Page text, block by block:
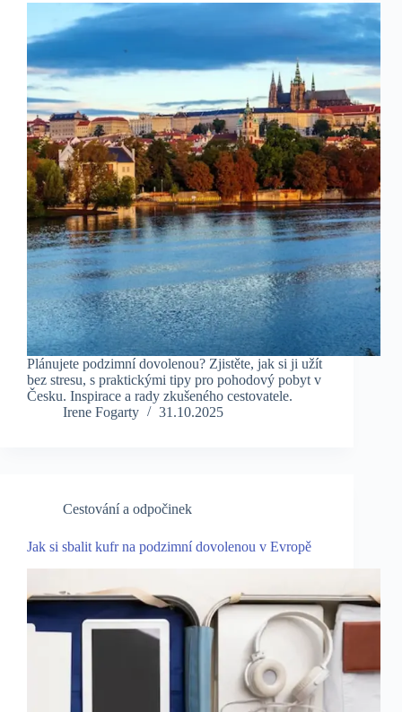
Plánujete podzimní dovolenou? Zjistěte, jak si ji užít
bez stresu, s praktickými tipy pro pohodový pobyt v
Česku. Inspirace a rady zkušeného cestovatele.
Irene Fogarty
31.10.2025
Cestování a odpočinek
Jak si sbalit kufr na podzimní dovolenou v Evropě